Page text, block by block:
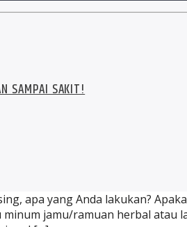
SAMPAI SAKIT!
apa yang Anda lakukan?
jamu/ramuan herbal